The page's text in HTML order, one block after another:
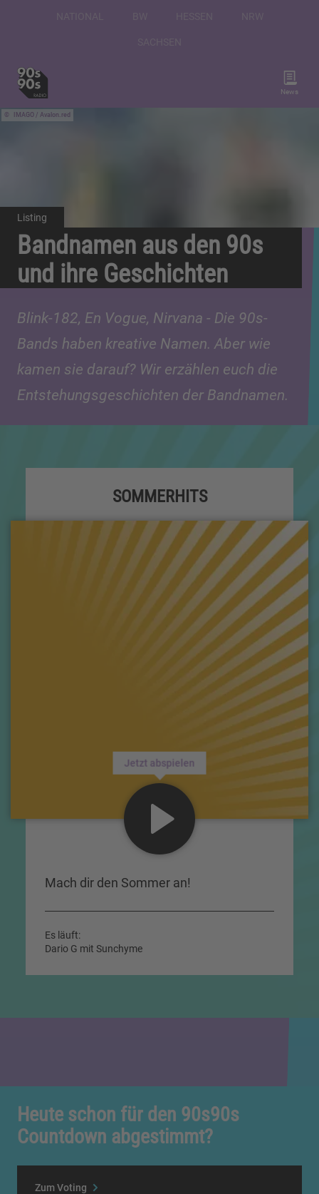
News
IMAGO / Avalon.red
Listing
Bandnamen aus den 90s
und ihre Geschichten
Blink-182, En Vogue, Nirvana - Die 90s-
Bands haben kreative Namen. Aber wie
kamen sie darauf? Wir erzählen euch die
Entstehungsgeschichten der Bandnamen.
SOMMERHITS
Jetzt abspielen
Mach dir den Sommer an!
Es läuft:
Dario G mit Sunchyme
Heute schon für den 90s90s
Countdown abgestimmt?
Zum Voting